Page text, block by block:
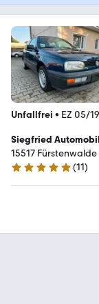
Unfallfrei • EZ 05/
Siegfried
15517
4.8 Sterne
(11)